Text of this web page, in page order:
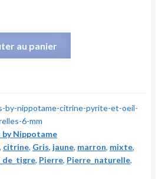
au panier
by-nippotame-citrine-pyrite-et-oeil-
6-mm
by Nippotame
, citrine, Gris, jaune, marron, mixte,
, Pierre, Pierre_naturelle,